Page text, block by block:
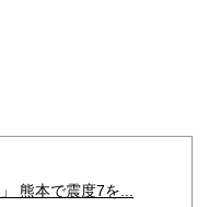
熊本で震度7を...